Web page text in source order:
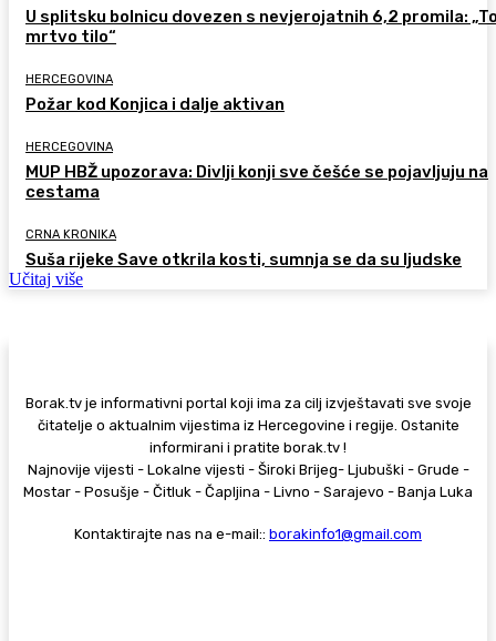
U splitsku bolnicu dovezen s nevjerojatnih 6,2 promila:
mrtvo tilo“
HERCEGOVINA
Požar kod Konjica i dalje aktivan
HERCEGOVINA
MUP HBŽ upozorava: Divlji konji sve češće se pojavljuju na
cestama
CRNA KRONIKA
Suša rijeke Save otkrila kosti, sumnja se da su ljudske
Učitaj više
Borak.tv je informativni portal koji ima za cilj izvještavati sve svoje
čitatelje o aktualnim vijestima iz Hercegovine i regije. Ostanite
informirani i pratite borak.tv !
Najnovije vijesti - Lokalne vijesti - Široki Brijeg- Ljubuški - Grude -
Mostar - Posušje - Čitluk - Čapljina - Livno - Sarajevo - Banja Luka
Kontaktirajte nas na e-mail:: borakinfo1@gmail.com